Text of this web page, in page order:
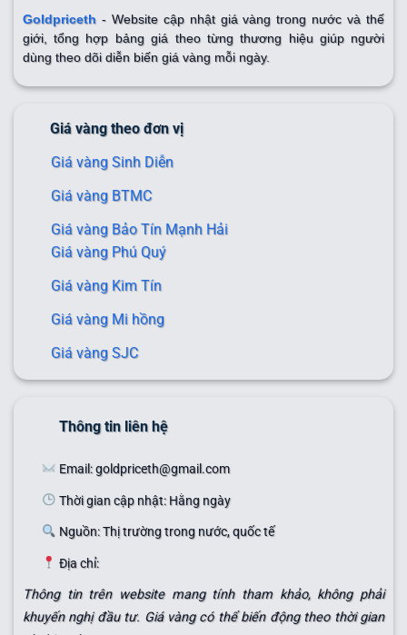
Goldpriceth- Website cập nhật giá vàng trong nước và thế
giới, tổng hợp bảng giá theo từng thương hiệu giúp người
dùng theo dõi diễn biến giá vàng mỗi ngày.
Giá vàng theo đơn vị
Giá vàng Sinh Diễn
Giá vàng BTMC
Giá vàng Bảo Tín Mạnh Hải
Giá vàng Phú Quý
Giá vàng Kim Tín
Giá vàng Mi hồng
Giá vàng SJC
Thông tin liên hệ
Email: goldpriceth@gmail.com
Thời gian cập nhật: Hằng ngày
Nguồn: Thị trường trong nước, quốc tế
Địa chỉ:
Thông tin trên website mang tính tham khảo, không phải
khuyến nghị đầu tư. Giá vàng có thể biến động theo thời gian